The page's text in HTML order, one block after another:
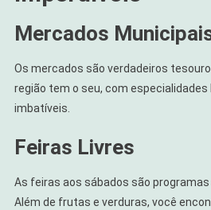
Mercados
Os mercados são verdadeiros
região tem o seu, com especialidades
imbatíveis.
Feiras Livres
As feiras aos sábados são
Além de frutas e verduras, você